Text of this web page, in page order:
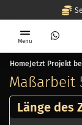
Menu
HomeJetzt Projekt
Maßarbeit
Länge des